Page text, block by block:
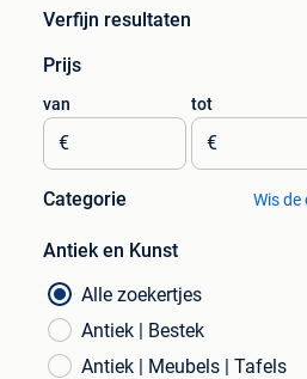
Verfijn resultaten
Prijs
van
€
tot
€
Categorie Wis de
Antiek en Kunst
Alle zoekertjes
Antiek | Bestek
Antiek | Meubels | Tafels